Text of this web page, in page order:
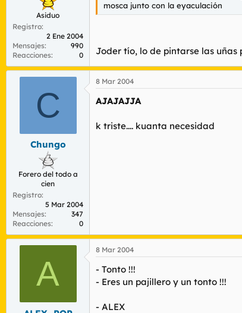
Asiduo
Registro
2 Ene 2004
Mensajes
990
Reacciones
0
mosca junto con la eyaculación
Joder tío, lo de pintarse las
C
Chungo
Forero del todo a
cien
Registro
5 Mar 2004
Mensajes
347
Reacciones
0
8 Mar 2004
AJAJAJJA
k triste.... kuanta necesidad
A
8 Mar 2004
- Tonto !!!
- Eres un pajillero y un tonto !!!
- ALEX